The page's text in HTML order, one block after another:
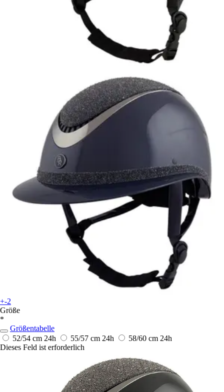
+-2
Größe
*
Größentabelle
52/54 cm 24h 55/57 cm 24h 58/60 cm 24h
Dieses Feld ist erforderlich